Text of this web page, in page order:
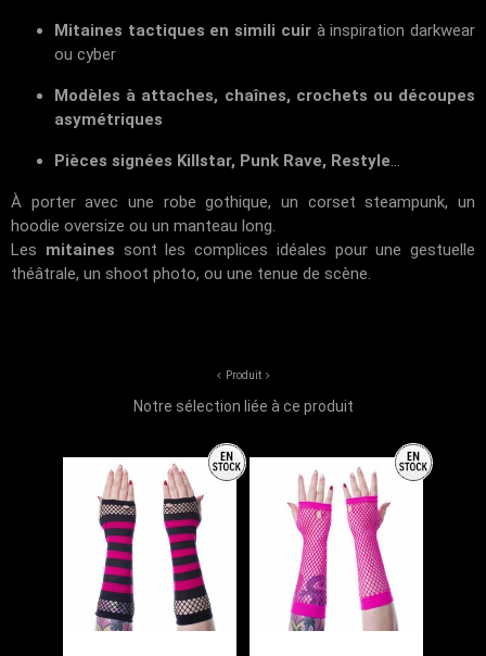
Mitaines tactiques en simili cuirà inspiration darkwear
ou cyber
Modèles à attaches, chaînes, crochets ou découpes
asymétriques
Pièces signées Killstar, Punk Rave, Restyle...
À porter avec une robe gothique, un corset steampunk, un
hoodie oversize ou un manteau long.
Les mitaines sont les complices idéales pour une gestuelle
théâtrale, un shoot photo, ou une tenue de scène.
Produit
Notre sélection liée à ce produit